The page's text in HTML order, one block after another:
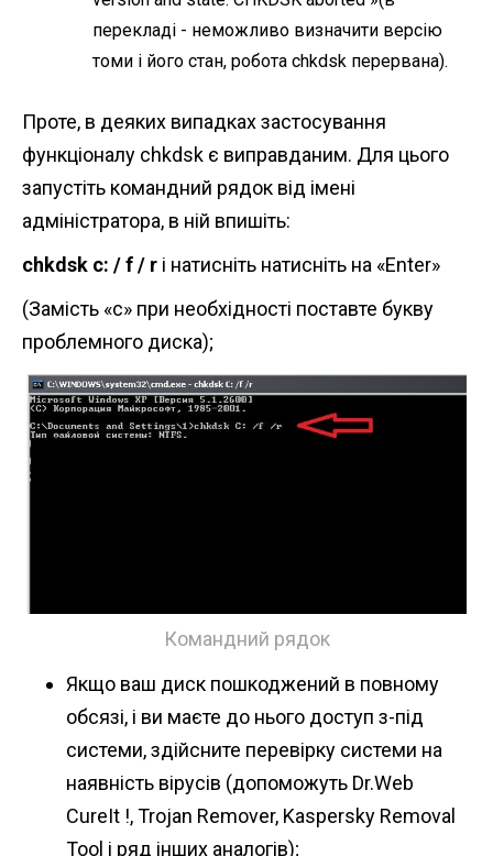
перекладі - неможливо визначити версію
томи і його стан, робота chkdsk перервана).
Проте, в деяких випадках застосування
функціоналу chkdsk є виправданим. Для цього
запустіть командний рядок від імені
адміністратора, в ній впишіть:
chkdsk c: / f/ r і натисніть натисніть на «Enter»
(Замість «с» при необхідності поставте букву
проблемного диска);
Командний рядок
Якщо ваш диск пошкоджений в повному
обсязі, і ви маєте до нього доступ з-під
системи, здійсните перевірку системи на
наявність вірусів (допоможуть Dr.Web
CureIt !, Trojan Remover, Kaspersky Removal
Tool і ряд інших аналогів);